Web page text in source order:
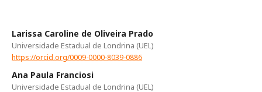
Larissa Caroline de Oliveira Prado
Universidade Estadual de Londrina (UEL)
https://orcid.org/0009-0000-8039-0886
Ana Paula Franciosi
Universidade Estadual de Londrina (UEL)